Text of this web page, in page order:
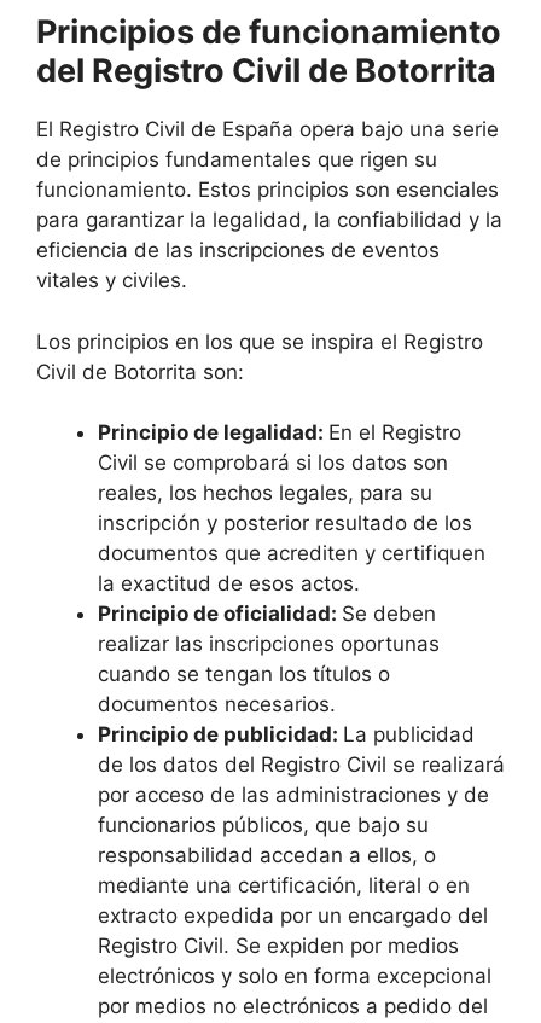
Principios de funcionamiento
del Registro Civil de Botorrita
El Registro Civil de España opera bajo una serie
de principios fundamentales que rigen su
funcionamiento. Estos principios son esenciales
para garantizar la legalidad, la confiabilidad y la
eficiencia de las inscripciones de eventos
vitales y civiles.
Los principios en los que se inspira el Registro
Civil de Botorrita son:
Principio de legalidad: En el Registro
Civil se comprobará si los datos son
reales, los hechos legales, para su
inscripción y posterior resultado de los
documentos que acrediten y certifiquen
la exactitud de esos actos.
Principio de oficialidad: Se deben
realizar las inscripciones oportunas
cuando se tengan los títulos o
documentos necesarios.
Principio de publicidad: La publicidad
de los datos del Registro Civil se realizará
por acceso de las administraciones y de
funcionarios públicos, que bajo su
responsabilidad accedan a ellos, o
mediante una certificación, literal o en
extracto expedida por un encargado del
Registro Civil. Se expiden por medios
electrónicos y solo en forma excepcional
por medios no electrónicos a pedido del